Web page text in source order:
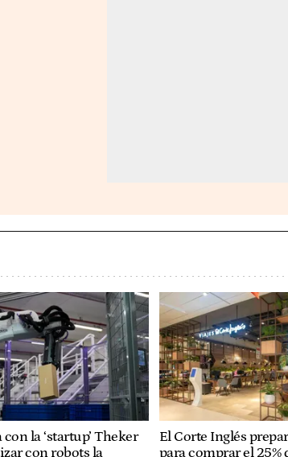
la ‘startup’ Theker
con robots la
El Corte Inglés
para comprar el 25%